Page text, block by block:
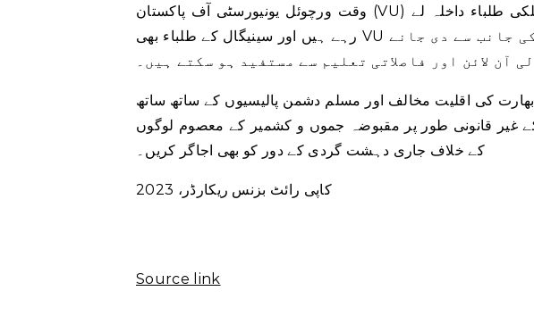
وقت ورچوئل یونیورسٹی آف پاکستان (VU) کے مختلف پروگراموں میں 8,000 غیر ملکی طلباء داخلہ لے
رہے ہیں اور سینیگال کے طلباء بھی VU اور علامہ اقبال اوپن یونیورسٹی کی جانب سے دی جانے
آن لائن اور فاصلاتی تعلیم سے مستفید ہو سکتے ہیں۔
کی اقلیت مخالف اور مسلم دشمن پالیسیوں کے ساتھ ساتھ
غیر قانونی طور پر مقبوضہ جموں و کشمیر کے معصوم لوگوں
کے خلاف جاری دہشت گردی کے دور کو بھی اجاگر کریں۔
کاپی رائٹ بزنس ریکارڈر، 2023
Source link